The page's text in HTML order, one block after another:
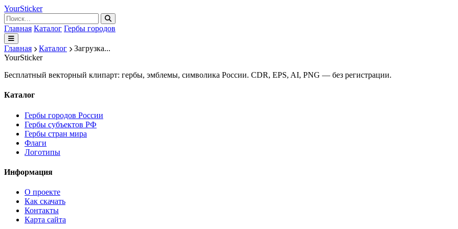
YourSticker
Главная Каталог Гербы городов
Главная Каталог
Загрузка...
YourSticker
Бесплатный векторный клипарт: гербы, эмблемы, символика России. CDR, EPS, AI, PNG — без регистрации.
Каталог
Гербы городов России
Гербы субъектов РФ
Гербы стран мира
Флаги
Логотипы
Информация
О проекте
Как скачать
Контакты
Карта сайта